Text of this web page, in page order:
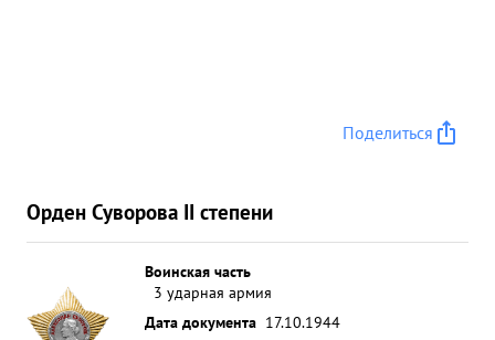
Поделиться
Орден Суворова II степени
Воинская часть
3 ударная армия
Дата документа 17.10.1944